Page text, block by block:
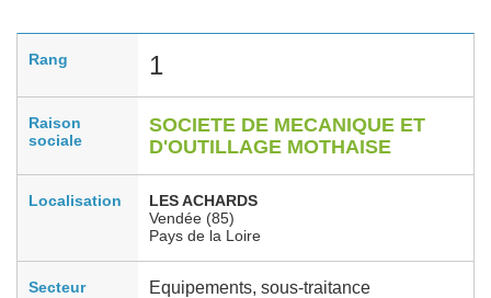
Rang 1
Raison
sociale
SOCIETE DE MECANIQUE ET
D'OUTILLAGE MOTHAISE
Localisation
LES ACHARDS
Vendée (85)
Pays de la Loire
Secteur Equipements, sous-traitance